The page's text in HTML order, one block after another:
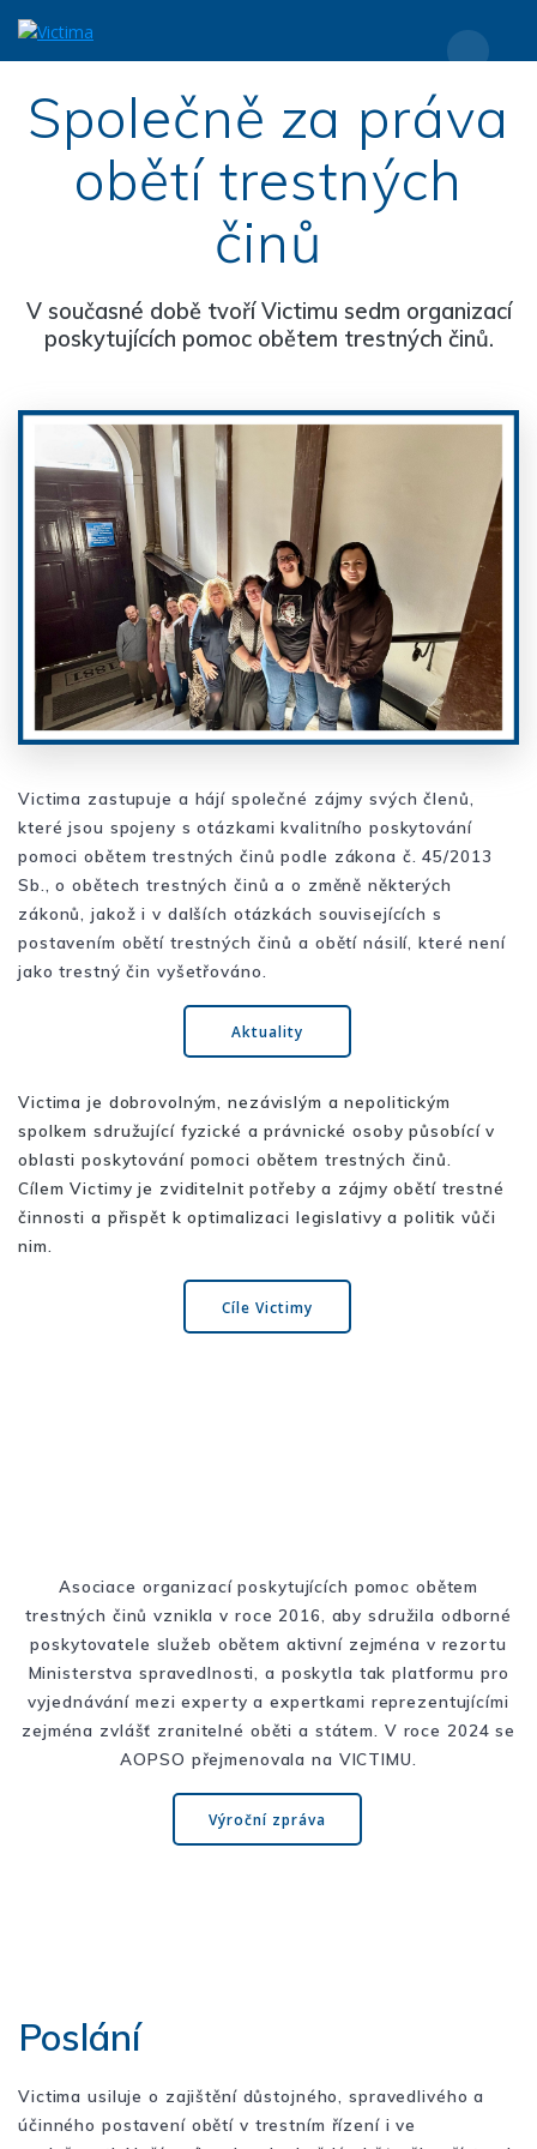
obsah
Společně za práva
obětí trestných
činů
V současné době tvoří Victimu sedm organizací
poskytujících pomoc obětem trestných činů.
Victima zastupuje a hájí společné zájmy svých členů,
které jsou spojeny s otázkami kvalitního poskytování
pomoci obětem trestných činů podle zákona č. 45/2013
Sb., o obětech trestných činů a o změně některých
zákonů, jakož i v dalších otázkách souvisejících s
postavením obětí trestných činů a obětí násilí, které není
jako trestný čin vyšetřováno.
Aktuality
Victima je dobrovolným, nezávislým a nepolitickým
spolkem sdružující fyzické a právnické osoby působící v
oblasti poskytování pomoci obětem trestných činů.
Cílem Victimy je zviditelnit potřeby a zájmy obětí trestné
činnosti a přispět k optimalizaci legislativy a politik vůči
nim.
Cíle Victimy
Asociace organizací poskytujících pomoc obětem
trestných činů vznikla v roce 2016, aby sdružila odborné
poskytovatele služeb obětem aktivní zejména v rezortu
Ministerstva spravedlnosti, a poskytla tak platformu pro
vyjednávání mezi experty a expertkami reprezentujícími
zejména zvlášť zranitelné oběti a státem. V roce 2024 se
AOPSO přejmenovala na VICTIMU.
Výroční zpráva
Poslání
Victima usiluje o zajištění důstojného, spravedlivého a
účinného postavení obětí v trestním řízení i ve